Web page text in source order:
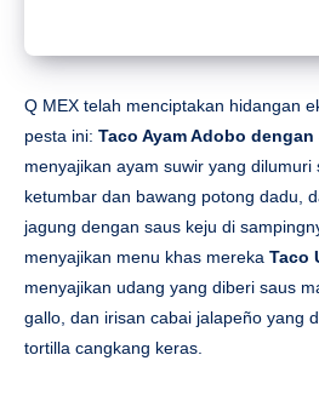
tortilla cangkang keras.
Selain taco mereka juga akan punya
yang ditusuk dan dibumbui,
diberi krim asam dan saus
saus mayones chipotle.